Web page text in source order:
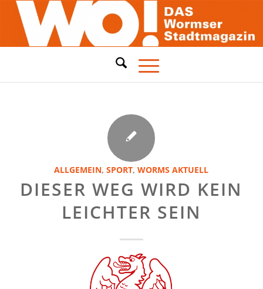
ALLGEMEIN,SPORT,WORMS AKTUELL
DIESER WEG WIRD KEIN
LEICHTER SEIN